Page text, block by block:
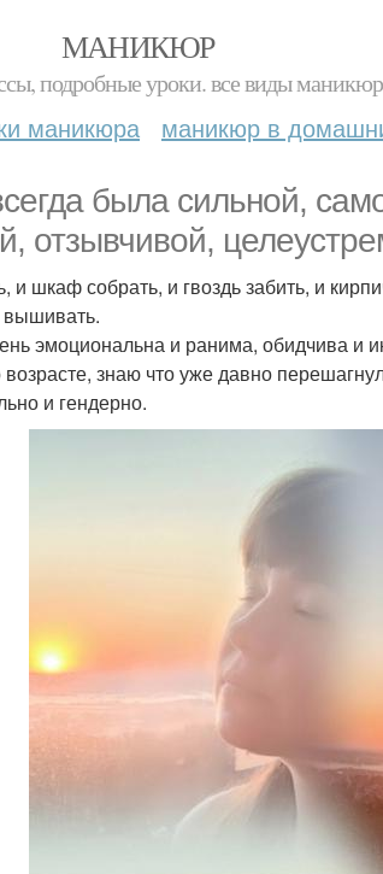
МАНИКЮР
подробные уроки. все виды
маникюра маникюр в
была сильной,
отзывчивой,
и шкаф собрать, и гвоздь забить, и
вышивать.
эмоциональна и ранима, обидчива и
знаю что уже давно
и гендерно.